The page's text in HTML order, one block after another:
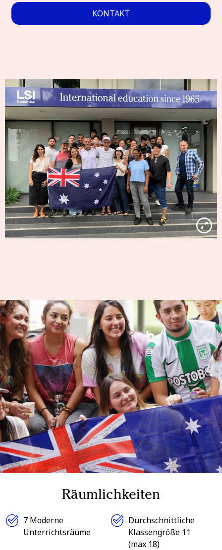
KONTAKT
Räumlichkeiten
7 Moderne
Unterrichtsräume
Durchschnittliche
Klassengröße 11
(max 18)